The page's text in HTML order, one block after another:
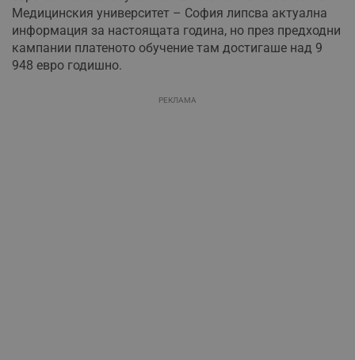
Медицинския университет – София липсва актуална
информация за настоящата година, но през предходни
кампании платеното обучение там достигаше над 9
948 евро годишно.
РЕКЛАМА